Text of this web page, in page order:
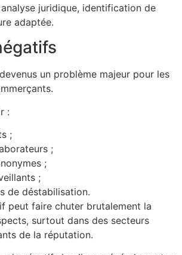
juridique, identification de
adaptée.
un problème majeur pour les
:
;
;
;
;
de déstabilisation.
peut faire chuter brutalement la
surtout dans des secteurs
de la réputation.